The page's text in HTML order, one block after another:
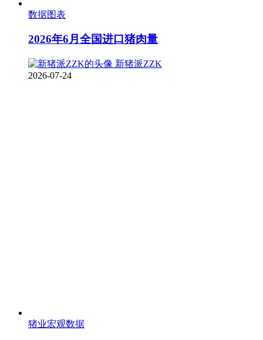
数据图表
2026年6月全国进口猪肉量
新猪派ZZK
2026-07-24
猪业宏观数据